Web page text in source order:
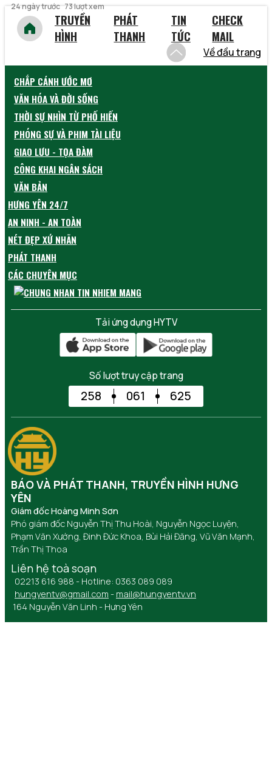
24 ngày trước 73 lượt xem
TRUYỀN
HÌNH
PHÁT
THANH
TIN
TỨC
CHECK
MAIL
Về đầu trang
CHẮP CÁNH ƯỚC MƠ
VĂN HÓA VÀ ĐỜI SỐNG
THỜI SỰ NHÌN TỪ PHỐ HIẾN
PHÓNG SỰ VÀ PHIM TÀI LIỆU
GIAO LƯU - TỌA ĐÀM
CÔNG KHAI NGÂN SÁCH
VĂN BẢN
HƯNG YÊN 24/7
AN NINH - AN TOÀN
NÉT ĐẸP XỨ NHÃN
PHÁT THANH
CÁC CHUYÊN MỤC
Tải ứng dụng HYTV
Số lượt truy cập trang
258 061 625
BÁO VÀ PHÁT THANH, TRUYỀN HÌNH HƯNG
YÊN
Giám đốc Hoàng Minh Sơn
Phó giám đốc Nguyễn Thị Thu Hoài, Nguyễn Ngọc Luyện,
Phạm Văn Xướng, Đinh Đức Khoa, Bùi Hải Đăng, Vũ Văn Mạnh,
Trần Thị Thoa
Liên hệ toà soạn
02213 616 988 - Hotline: 0363 089 089
hungyentv@gmail.com - mail@hungyentv.vn
164 Nguyễn Văn Linh - Hưng Yên